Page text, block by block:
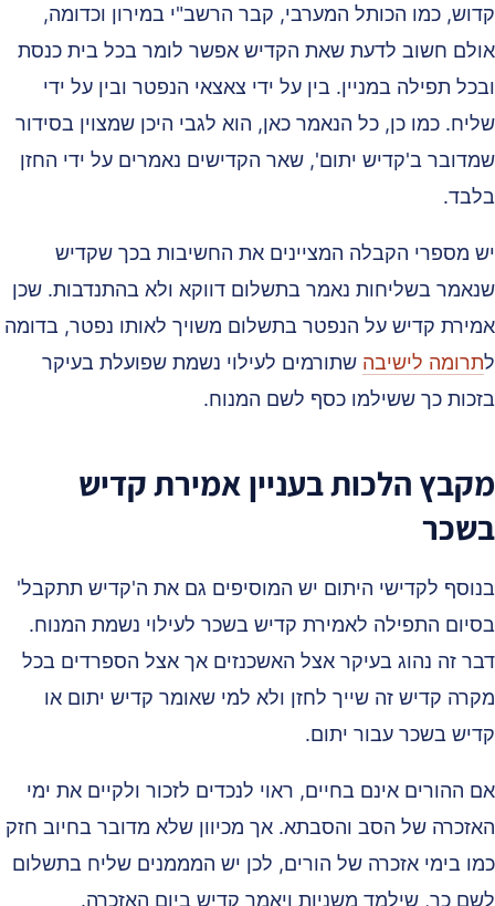
כמו הכותל המערבי, קבר הרשב"י במירון וכדומה,
חשוב לדעת שאת הקדיש אפשר לומר בכל בית כנסת
תפילה במניין. בין על ידי צאצאי הנפטר ובין על ידי
כמו כן, כל הנאמר כאן, הוא לגבי היכן שמצוין בסידור
ב'קדיש יתום', שאר הקדישים נאמרים על ידי החזן
מספרי הקבלה המציינים את החשיבות בכך שקדיש
בשליחות נאמר בתשלום דווקא ולא בהתנדבות. שכן
קדיש על הנפטר בתשלום משויך לאותו נפטר, בדומה
תרומה לישיבהשתורמים לעילוי נשמת שפועלת בעיקר
כך ששילמו כסף לשם המנוח.
הלכות בעניין אמירת קדיש
לקדישי היתום יש המוסיפים גם את ה'קדיש תתקבל'
התפילה לאמירת קדיש בשכר לעילוי נשמת המנוח.
זה נהוג בעיקר אצל האשכנזים אך אצל הספרדים בכל
קדיש זה שייך לחזן ולא למי שאומר קדיש יתום או
בשכר עבור יתום.
ההורים אינם בחיים, ראוי לנכדים לזכור ולקיים את ימי
של הסב והסבתא. אך מכיוון שלא מדובר בחיוב חזק
בימי אזכרה של הורים, לכן יש המממנים שליח בתשלום
כך, שילמד משניות ויאמר קדיש ביום האזכרה.